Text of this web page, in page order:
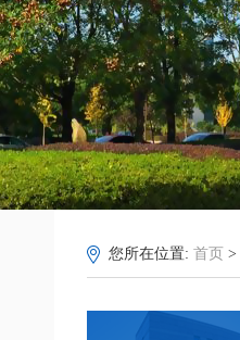
您所在位置: 首页 >